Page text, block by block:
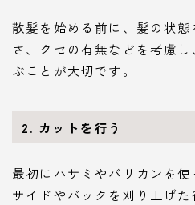
散髪を始める前に、髪の状
さ、クセの有無などを考慮
ぶことが大切です。
2. カットを行う
最初にハサミやバリカンを使
サイドやバックを刈り上げ